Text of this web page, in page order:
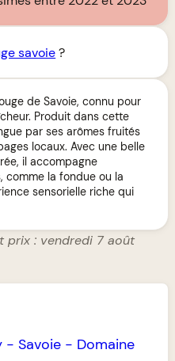
savoie?
de Savoie, connu pour
Produit dans cette
par ses arômes fruités
locaux. Avec une belle
il accompagne
comme la fondue ou la
sensorielle riche qui
prix : vendredi 7 août
- Savoie- Domaine